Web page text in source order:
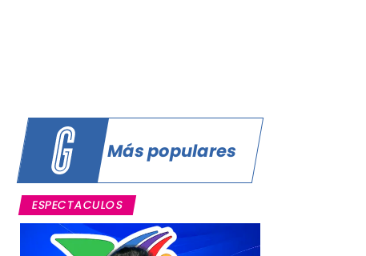
Más populares
ESPECTACULOS